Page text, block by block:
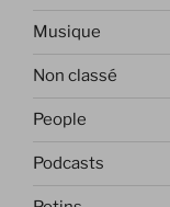
Musique
Non classé
People
Podcasts